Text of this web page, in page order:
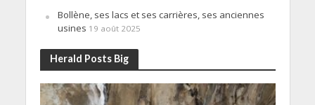
Bollène, ses lacs et ses carrières, ses anciennes
usines 19 août 2025
Herald Posts Big